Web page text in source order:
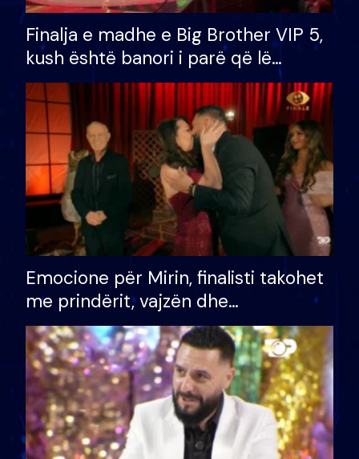
Finalja e madhe e Big Brother VIP 5,
kush është banori i parë që lë
shtëpinë dhe humb mundësinë për
të fituar çmimin e madh
Emocione për Mirin, finalisti takohet
me prindërit, vajzën dhe
bashkëshorten: S’kemi ndonjë letër
divorci apo jo?